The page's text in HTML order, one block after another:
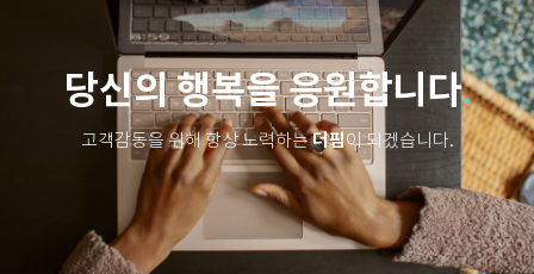
당신의 행복을 응원합니다.
고객감동을 위해 항상 노력하는더핌이 되겠습니다.